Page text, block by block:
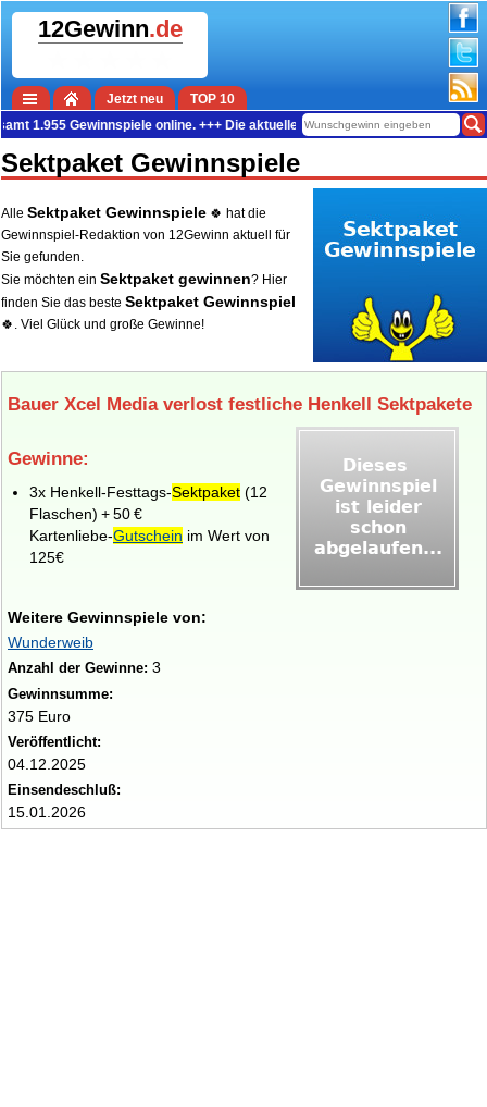
12Gewinn.de
Jetzt neu
TOP 10
Gewinnspiele online. +++ Die aktuelle Gewinn-Summe beträgt 37.778.425
Sektpaket Gewinnspiele
Alle Sektpaket Gewinnspiele 🍀 hat die
Gewinnspiel-Redaktion von 12Gewinn aktuell für
Sie gefunden.
Sie möchten ein Sektpaket gewinnen? Hier
finden Sie das beste Sektpaket Gewinnspiel
🍀. Viel Glück und große Gewinne!
Bauer Xcel Media verlost festliche Henkell Sektpakete
Gewinne:
3x Henkell-Festtags‑Sektpaket (12
Flaschen) + 50 €
Kartenliebe‑Gutschein im Wert von
125€
Weitere Gewinnspiele von:
Wunderweib
Anzahl der Gewinne: 3
Gewinnsumme:
375 Euro
Veröffentlicht:
04.12.2025
Einsendeschluß:
15.01.2026